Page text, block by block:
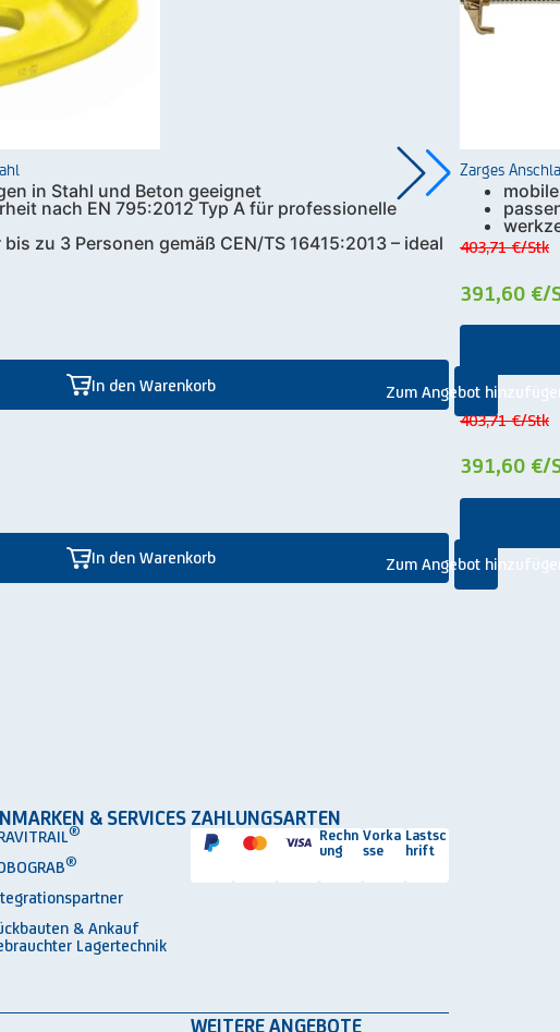
in Stahl und Beton geeignet
nach EN 795:2012 Typ A für professionelle
zu 3 Personen gemäß CEN/TS 16415:2013 – ideal
In den Warenkorb
In den Warenkorb
Zarges
403,71 €/Stk
391,60 €/
Zum Angebot
403,71 €/Stk
391,60 €/
Zum Angebot
& SERVICES
®
®
& Ankauf
Lagertechnik
ZAHLUNGSARTEN
Rechn
ung
Vorka
sse
Lastsc
hrift
WEITERE ANGEBOTE